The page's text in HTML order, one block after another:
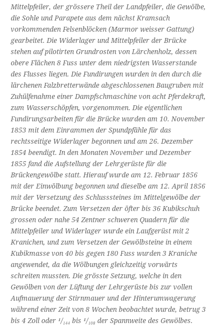
Mittelpfeiler, der grössere Theil der Landpfeiler, die Gewölbe,
die Sohle und Parapete aus dem nächst Kramsach
vorkommenden Felsenblöcken (Marmor weisser Gattung)
gearbeitet. Die Widerlager und Mittelpfeiler der Brücke
stehen auf pilotirten Grundrosten von Lärchenholz, dessen
obere Flächen 8 Fuss unter dem niedrigsten Wasserstande
des Flusses liegen. Die Fundirungen wurden in den durch die
lärchenen Falzbretterwände abgeschlossenen Baugruben mit
Zuhülfenahme einer Dampfschmaschine von acht Pferdekraft,
zum Wasserschöpfen, vorgenommen. Die eigentlichen
Fundirungsarbeiten für die Brücke wurden am 10. November
1853 mit dem Einrammen der Spundpfähle für das
rechtsseitige Widerlager begonnen und am 26. Dezember
1854 beendigt. In den Monaten November und Dezember
1855 fand die Aufstellung der Lehrgerüste für die
Brückengewölbe statt. Hierauf wurde am 12. Februar 1856
mit der Einwölbung begonnen und dieselbe am 12. April 1856
mit der Versetzung des Schlusssteines im Mittelgewölbe der
Brücke beendet. Zum Versetzen der öfter bis 36 Kubikschuh
grossen oder nahe 54 Zentner schweren Quadern für die
Mittelpfeiler und Widerlager wurde ein Laufgerüst mit 2
Kranichen, und zum Versetzen der Gewölbsteine in einem
Kubikmasse von 40 bis gegen 180 Fuss wurden 3 Kraniche
angewendet, da die Wölbungen gleichzeitig vorwärts
schreiten mussten. Die grösste Setzung, welche in den
Gewölben von der Lüftung der Lehrgerüste bis zur vollen
Aufmauerung der Stirnmauer und der Hinterumwagerung
während einer Zeit von 8 Wochen beobachtet wurde, betrug 3
bis 4 Zoll oder ¹/₁₄₄ bis ¹/₁₀₈ der Spannweite des Gewölbes.